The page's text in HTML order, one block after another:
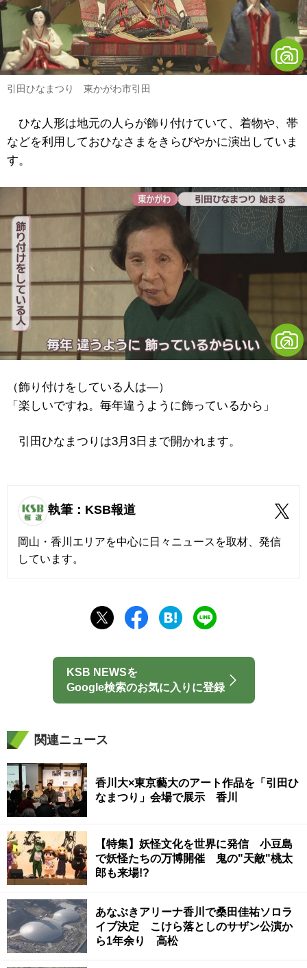
引田ひなまつり 東かがわ市引田
ひな人形は地元の人らが飾り付けていて、着物や、帯
などを利用しておひなさまをきらびやかに演出していま
す。
（飾り付けをしている人は―）
「楽しいですね。毎年違うように飾っているから」
引田ひなまつりは3月3日まで開かれます。
執筆：KSB報道
岡山・香川エリアを中心に日々ニュースを取材、発信
しています。
KSB NEWSを
Google検索のお気に入りに登録
関連ニュース
香川大×東京藝大のアート作品を「引田ひ
なまつり」会場で展示 香川
【特集】妖怪文化を世界に発信 小豆島
で妖怪たちの万博開催 鬼の"天敵"桃太
郎も来場!?
あなぶきアリーナ香川で桑田佳祐ソロラ
イブ決定 こけら落としのサザン公演か
ら1年余り 高松